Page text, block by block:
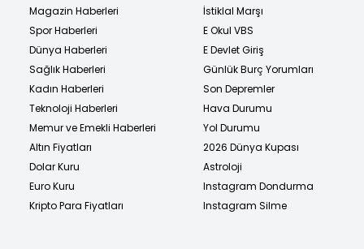
Magazin Haberleri
Spor Haberleri
Dünya Haberleri
Sağlık Haberleri
Kadın Haberleri
Teknoloji Haberleri
Memur ve Emekli Haberleri
Altın Fiyatları
Dolar Kuru
Euro Kuru
Kripto Para Fiyatları
İstiklal Marşı
E Okul VBS
E Devlet Giriş
Günlük Burç Yorumları
Son Depremler
Hava Durumu
Yol Durumu
2026 Dünya Kupası
Astroloji
Instagram Dondurma
Instagram Silme